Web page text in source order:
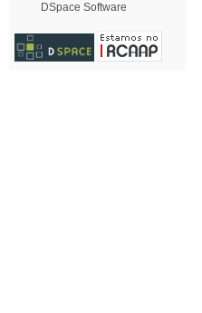
DSpace Software